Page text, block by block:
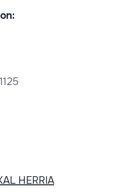
HERRIA